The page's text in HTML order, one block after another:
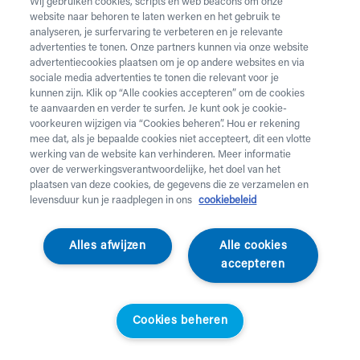
Vul onderstaand formulier in voor de huur van
zorgmateriaal.Dringende levering of levering in het
weekendnodig? Neem telefonisch contact op via 02 218
22 22.
Heb jekrukken nodig? Die kan je enkel aankopen. Wil je
huurmateriaal laten ophalen? Dat kan hier.
Opgelet!Je huurt voor minstens 1 maand en betaalt een
servicekost. Check de prijzenhier. Een gewone levering
duurt 2 werkdagen, een dringende levering krijg je de
feestdagen.
website naar behoren te laten werken en het gebruik te
analyseren, je surfervaring te verbeteren en je relevante
advertenties te tonen. Onze partners kunnen via onze website
advertentiecookies plaatsen om je op andere websites en via
sociale media advertenties te tonen die relevant voor je
kunnen zijn. Klik op “Alle cookies accepteren” om de cookies
te aanvaarden en verder te surfen. Je kunt ook je cookie-
voorkeuren wijzigen via “Cookies beheren”. Hou er rekening
mee dat, als je bepaalde cookies niet accepteert, dit een vlotte
werking van de website kan verhinderen. Meer informatie
over de verwerkingsverantwoordelijke, het doel van het
plaatsen van deze cookies, de gegevens die ze verzamelen en
levensduur kun je raadplegen in ons
cookiebeleid
Alle cookies
accepteren
Alles afwijzen
Cookies beheren